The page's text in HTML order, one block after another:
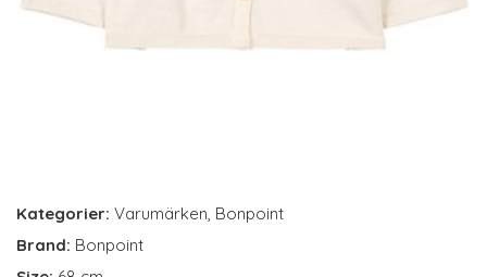
Kategorier: Varumärken, Bonpoint
Brand: Bonpoint